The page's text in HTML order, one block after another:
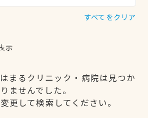
すべてをクリア
示
まるクリニック・病院は見つか
りませんでした。
更して検索してください。